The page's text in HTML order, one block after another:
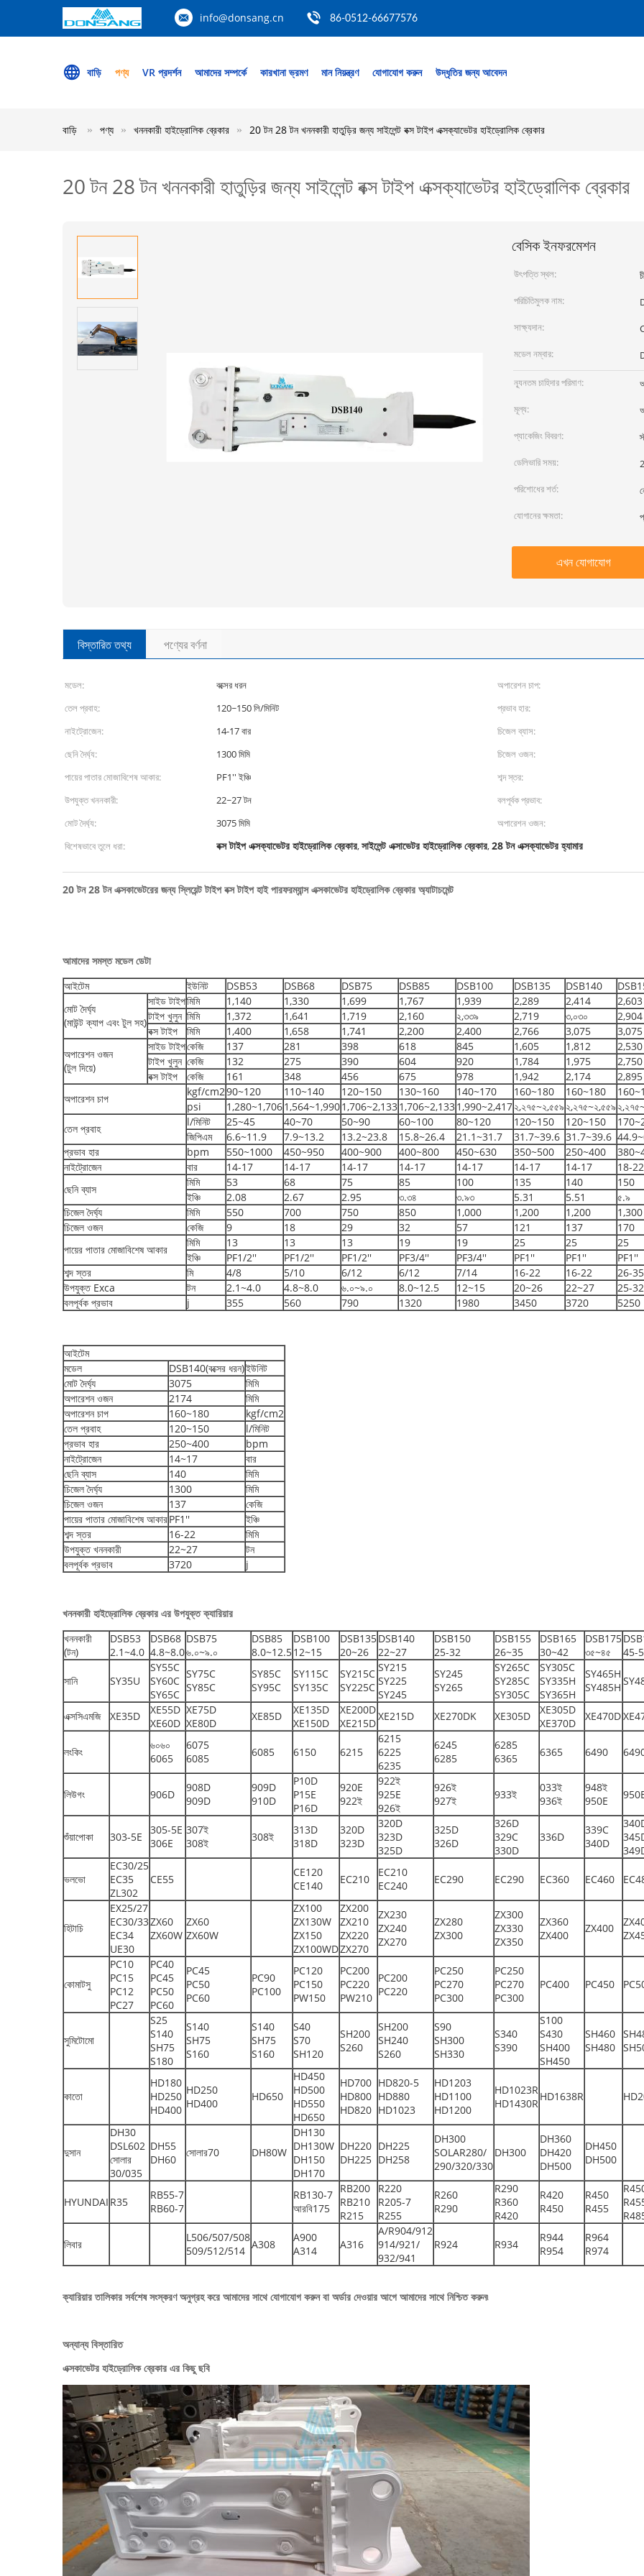
info@donsang.cn 86-0512-66677576
বাড়ি পণ্য VR প্রদর্শন আমাদের সম্পর্কে কারখানা ভ্রমণ মান নিয়ন্ত্রণ যোগাযোগ করুন উদ্ধৃতির জন্য আবেদন
বাড়ি পণ্য খননকারী হাইড্রোলিক ব্রেকার 20 টন 28 টন খননকারী হাতুড়ির জন্য সাইলেন্ট বক্স টাইপ এক্সক্যাভেটর হাইড্রোলিক ব্রেকার
20 টন 28 টন খননকারী হাতুড়ির জন্য সাইলেন্ট বক্স টাইপ এক্সক্যাভেটর হাইড্রোলিক ব্রেকার
বেসিক ইনফরমেশন
উৎপত্তি স্থল:
পরিচিতিমুলক নাম:
সাক্ষ্যদান:
মডেল নম্বার:
ন্যূনতম চাহিদার পরিমাণ:
মূল্য:
প্যাকেজিং বিবরণ:
ডেলিভারি সময়:
পরিশোধের শর্ত:
যোগানের ক্ষমতা:
এখন যোগাযোগ
বিস্তারিত তথ্য পণ্যের বর্ণনা
মডেল: বক্সের ধরন অপারেশন চাপ:
তেল প্রবাহ:
120~150 লি/মিনিট প্রভাব হার:
নাইট্রোজেন:
14-17 বার চিজেল ব্যাস:
ছেনি দৈর্ঘ্য:
1300 মিমি চিজেল ওজন:
পায়ের পাতার মোজাবিশেষ আকার:
PF1'' ইঞ্চি শব্দ স্তর:
উপযুক্ত খননকারী:
22~27 টন বলপূর্বক প্রভাব:
মোট দৈর্ঘ্য:
3075 মিমি অপারেশন ওজন:
বিশেষভাবে তুলে ধরা:
বক্স টাইপ এক্সক্যাভেটর হাইড্রোলিক ব্রেকার,সাইলেন্ট এক্সাভেটর হাইড্রোলিক ব্রেকার,28 টন এক্সক্যাভেটর হ্যামার
20 টন 28 টন এক্সকাভেটরের জন্য স্লিয়েন্ট টাইপ বক্স টাইপ হাই পারফরম্যান্স এক্সকাভেটর হাইড্রোলিক ব্রেকার অ্যাটাচমেন্ট
আমাদের সমস্ত মডেল ডেটা
আইটেম
ইউনিট DSB53 DSB68 DSB75 DSB85 DSB100 DSB135 DSB140
মোট দৈর্ঘ্য
(মাউন্ট ক্যাপ এবং টুল সহ)
সাইড টাইপমিমি 1,140 1,330 1,699 1,767 1,939 2,289 2,414 2,603
টাইপ খুলুন মিমি 1,372 1,641 1,719 2,160 ২,৩৩৯ 2,719 ৩,০৩০ 2,904
বক্স টাইপ
মিমি 1,400 1,658 1,741 2,200 2,400 2,766 3,075 3,075
অপারেশন ওজন
(টুল দিয়ে)
সাইড টাইপকেজি 137 281 398 618 845 1,605 1,812 2,530
টাইপ খুলুন কেজি 132 275 390 604 920 1,784 1,975 2,750
বক্স টাইপ
কেজি 161 348 456 675 978 1,942 2,174 2,895
অপারেশন চাপ
kgf/cm290~120 110~140 120~150 130~160 140~170 160~180 160~180
psi
1,280~1,7061,564~1,9901,706~2,1331,706~2,1331,990~2,417২,২৭৫~২,৫৫৯২,২৭৫~২,৫৫৯
তেল প্রবাহ
l/মিনিট 25~45 40~70 50~90 60~100 80~120 120~150 120~150
জিপিএম
6.6~11.9 7.9~13.2 13.2~23.8 15.8~26.4 21.1~31.7 31.7~39.6 31.7~39.6
প্রভাব হার
bpm 550~1000 450~950 400~900 400~800 450~630 350~500 250~400
নাইট্রোজেন
বার 14-17 14-17 14-17 14-17 14-17 14-17 14-17 18-22
ছেনি ব্যাস
মিমি 53 68 75 85 100 135 140 150
ইঞ্চি
2.08 2.67 2.95 ৩.৩৪ ৩.৯৩ 5.31 5.51 ৫.৯
চিজেল দৈর্ঘ্য
মিমি 550 700 750 850 1,000 1,200 1,200 1,300
চিজেল ওজন
কেজি 9 18 29 32 57 121 137 170
পায়ের পাতার মোজাবিশেষ আকার
মিমি 13 13 13 19 19 25 25 25
ইঞ্চি
PF1/2'' PF1/2'' PF1/2'' PF3/4'' PF3/4'' PF1'' PF1'' PF1''
শব্দ স্তর
মি 4/8 5/10 6/12 6/12 7/14 16-22 16-22 26-35
উপযুক্ত Exca
টন 2.1~4.0 4.8~8.0 ৬.০~৯.০ 8.0~12.5 12~15 20~26 22~27 25-32
বলপূর্বক প্রভাব
j 355 560 790 1320 1980 3450 3720 5250
আইটেম
মডেল
DSB140(বক্সের ধরন)ইউনিট
মোট দৈর্ঘ্য
3075
মিমি
অপারেশন ওজন
2174
মিমি
অপারেশন চাপ
160~180
kgf/cm2
তেল প্রবাহ
120~150
l/মিনিট
প্রভাব হার
250~400
bpm
নাইট্রোজেন
14~17
বার
ছেনি ব্যাস
140
মিমি
চিজেল দৈর্ঘ্য
1300
মিমি
চিজেল ওজন
137
কেজি
পায়ের পাতার মোজাবিশেষ আকারPF1''
ইঞ্চি
শব্দ স্তর
16-22
মিমি
উপযুক্ত খননকারী
22~27
টন
বলপূর্বক প্রভাব
3720 j
খননকারী হাইড্রোলিক ব্রেকার এর উপযুক্ত ক্যারিয়ার
খননকারী
(টন)
DSB53
2.1~4.0
DSB68
4.8~8.0
DSB75
৬.০~৯.০
DSB85
8.0~12.5
DSB100
12~15
DSB135
20~26
DSB140
22~27
DSB150
25-32
DSB155
26~35
DSB165
30~42
DSB175
৩৫~৪৫
45-
সানি SY35U
SY55C
SY60C
SY65C
SY75C
SY85C
SY85C
SY95C
SY115C
SY135C
SY215C
SY225C
SY215
SY225
SY245
SY245
SY265
SY265C
SY285C
SY305C
SY305C
SY335H
SY365H
SY465H
SY485H
এক্সসিএমজি XE35D
XE55D
XE60D
XE75D
XE80D
XE85D
XE135D
XE150D
XE200D
XE215D
XE215D XE270DK XE305D
XE305D
XE370D
XE470D
লংকিং
৬০৬০
6065
6075
6085
6085 6150 6215
6215
6225
6235
6245
6285
6285
6365
6365 6490
লিউগং 906D
908D
909D
909D
910D
P10D
P15E
P16D
920E
922ই
922ই
925E
926ই
926ই
927ই
933ই
033ই
936ই
948ই
950E
শুঁয়াপোকা 303-5E
305-5E
306E
307ই
308ই
308ই
313D
318D
320D
323D
320D
323D
325D
325D
326D
326D
329C
330D
336D
339C
340D
ভলভো
EC30/25
EC35
ZL302
CE55
CE120
CE140
EC210
EC210
EC240
EC290 EC290 EC360 EC460
হিটাচি
EX25/27
EC30/33
EC34
UE30
ZX60
ZX60W
ZX60
ZX60W
ZX100
ZX130W
ZX150
ZX100WD
ZX200
ZX210
ZX220
ZX270
ZX230
ZX240
ZX270
ZX280
ZX300
ZX300
ZX330
ZX350
ZX360
ZX400
ZX400
কোমাটসু
PC10
PC15
PC12
PC27
PC40
PC45
PC50
PC60
PC45
PC50
PC60
PC90
PC100
PC120
PC150
PW150
PC200
PC220
PW210
PC200
PC220
PC250
PC270
PC300
PC250
PC270
PC300
PC400 PC450
সুমিটোমো
S25
S140
SH75
S180
S140
SH75
S160
S140
SH75
S160
S40
S70
SH120
SH200
S260
SH200
SH240
S260
S90
SH300
SH330
S340
S390
S100
S430
SH400
SH450
SH460
SH480
কাতো
HD180
HD250
HD400
HD250
HD400
HD650
HD450
HD500
HD550
HD650
HD700
HD800
HD820
HD820-5
HD880
HD1023
HD1203
HD1100
HD1200
HD1023R
HD1430R
HD1638R
দুসান
DH30
DSL602
সোলার
30/035
DH55
DH60
সোলার70 DH80W
DH130
DH130W
DH150
DH170
DH220
DH225
DH225
DH258
DH300
SOLAR280/
290/320/330
DH300
DH360
DH420
DH500
DH450
DH500
HYUNDAI R35
RB55-7
RB60-7
RB130-7
আরবি175
RB200
RB210
R215
R220
R205-7
R255
R260
R290
R290
R360
R420
R420
R450
R450
R455
লিবার
L506/507/508
509/512/514 A308
A900
A314
A316
A/R904/912
914/921/
932/941
R924 R934
R944
R954
R964
R974
ক্যারিয়ার তালিকার সর্বশেষ সংস্করণ অনুগ্রহ করে আমাদের সাথে যোগাযোগ করুন বা অর্ডার দেওয়ার আগে আমাদের সাথে নিশ্চিত করুন৷
অন্যান্য বিস্তারিত
এক্সকাভেটর হাইড্রোলিক ব্রেকার এর কিছু ছবি